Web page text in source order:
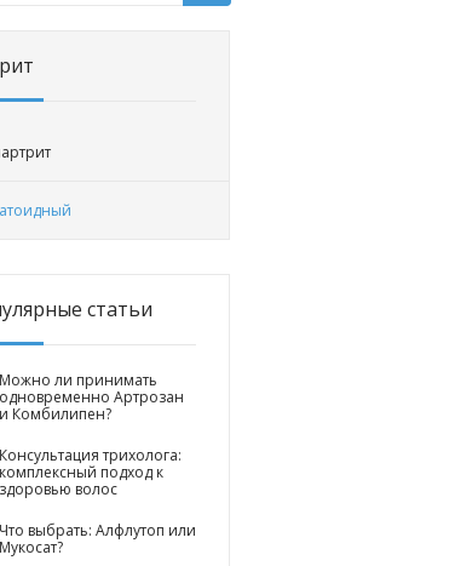
статьи
Можно ли принимать
одновременно Артрозан
и Комбилипен?
Консультация трихолога:
комплексный подход к
здоровью волос
Что выбрать: Алфлутоп или
Мукосат?